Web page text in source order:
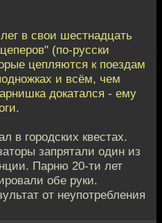
в свои шестнадцать
(по-русски
цепляются к поездам
и всём, чем
докатался - ему
в городских квестах.
запрятали один из
Парню 20-ти лет
обе руки.
от неупотребления